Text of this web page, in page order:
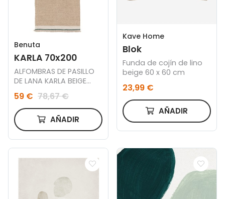
Benuta
KARLA 70x200
ALFOMBRAS DE PASILLO
DE LANA KARLA BEIGE
59 € 78,67 €
AÑADIR
Kave Home
Blok
Funda de cojín de lino
beige 60 x 60 cm
23,99 €
AÑADIR